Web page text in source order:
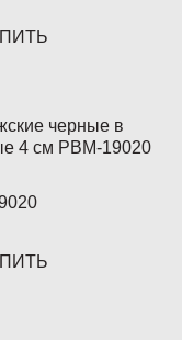
черные в
4 см PBM-19020